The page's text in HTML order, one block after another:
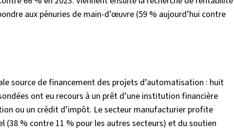
aux pénuries de main-d’œuvre (59 % aujourd’hui contre
source de financement des projets d’automatisation : huit
ont eu recours à un prêt d’une institution financière
ou un crédit d’impôt. Le secteur manufacturier profite
% contre 11 % pour les autres secteurs) et du soutien